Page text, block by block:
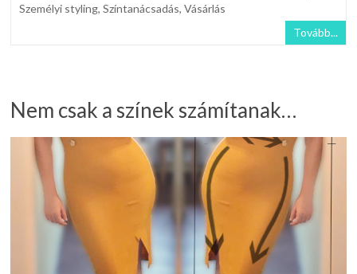
Személyi styling,Színtanácsadás,Vásárlás
Tovább...
Nem csak a színek számítanak…